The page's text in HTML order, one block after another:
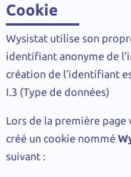
Cookie
Wysistat utilise son
identifiant anonyme de
création de l’identifiant
I.3 (Type de données)
Lors de la première
créé un cookie nommé
suivant :